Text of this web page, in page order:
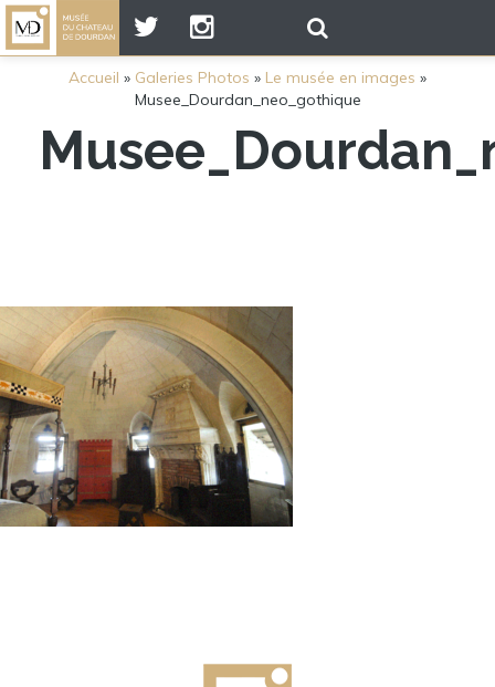
Accueil » Galeries Photos » Le musée en images »
Musee_Dourdan_neo_gothique